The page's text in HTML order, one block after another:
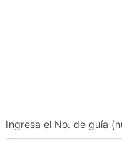
Ingresa el No. de guía